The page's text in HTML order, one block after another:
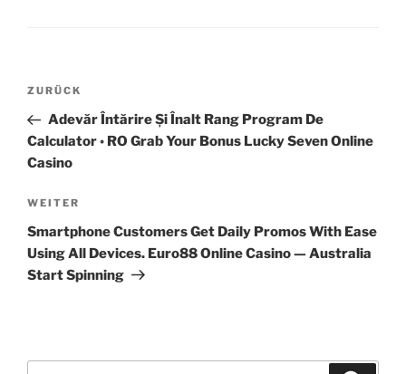
Beitragsnavigation
Vorheriger
Beitrag
ZURÜCK
Adevăr Întărire Și Înalt Rang Program De
Calculator ◦ RO Grab Your Bonus Lucky Seven Online
Casino
Nächster
Beitrag
WEITER
Smartphone Customers Get Daily Promos With Ease
Using All Devices. Euro88 Online Casino — Australia
Start Spinning